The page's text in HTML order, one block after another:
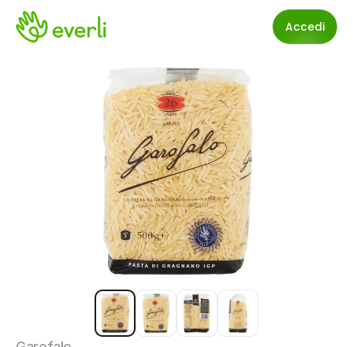
Accedi